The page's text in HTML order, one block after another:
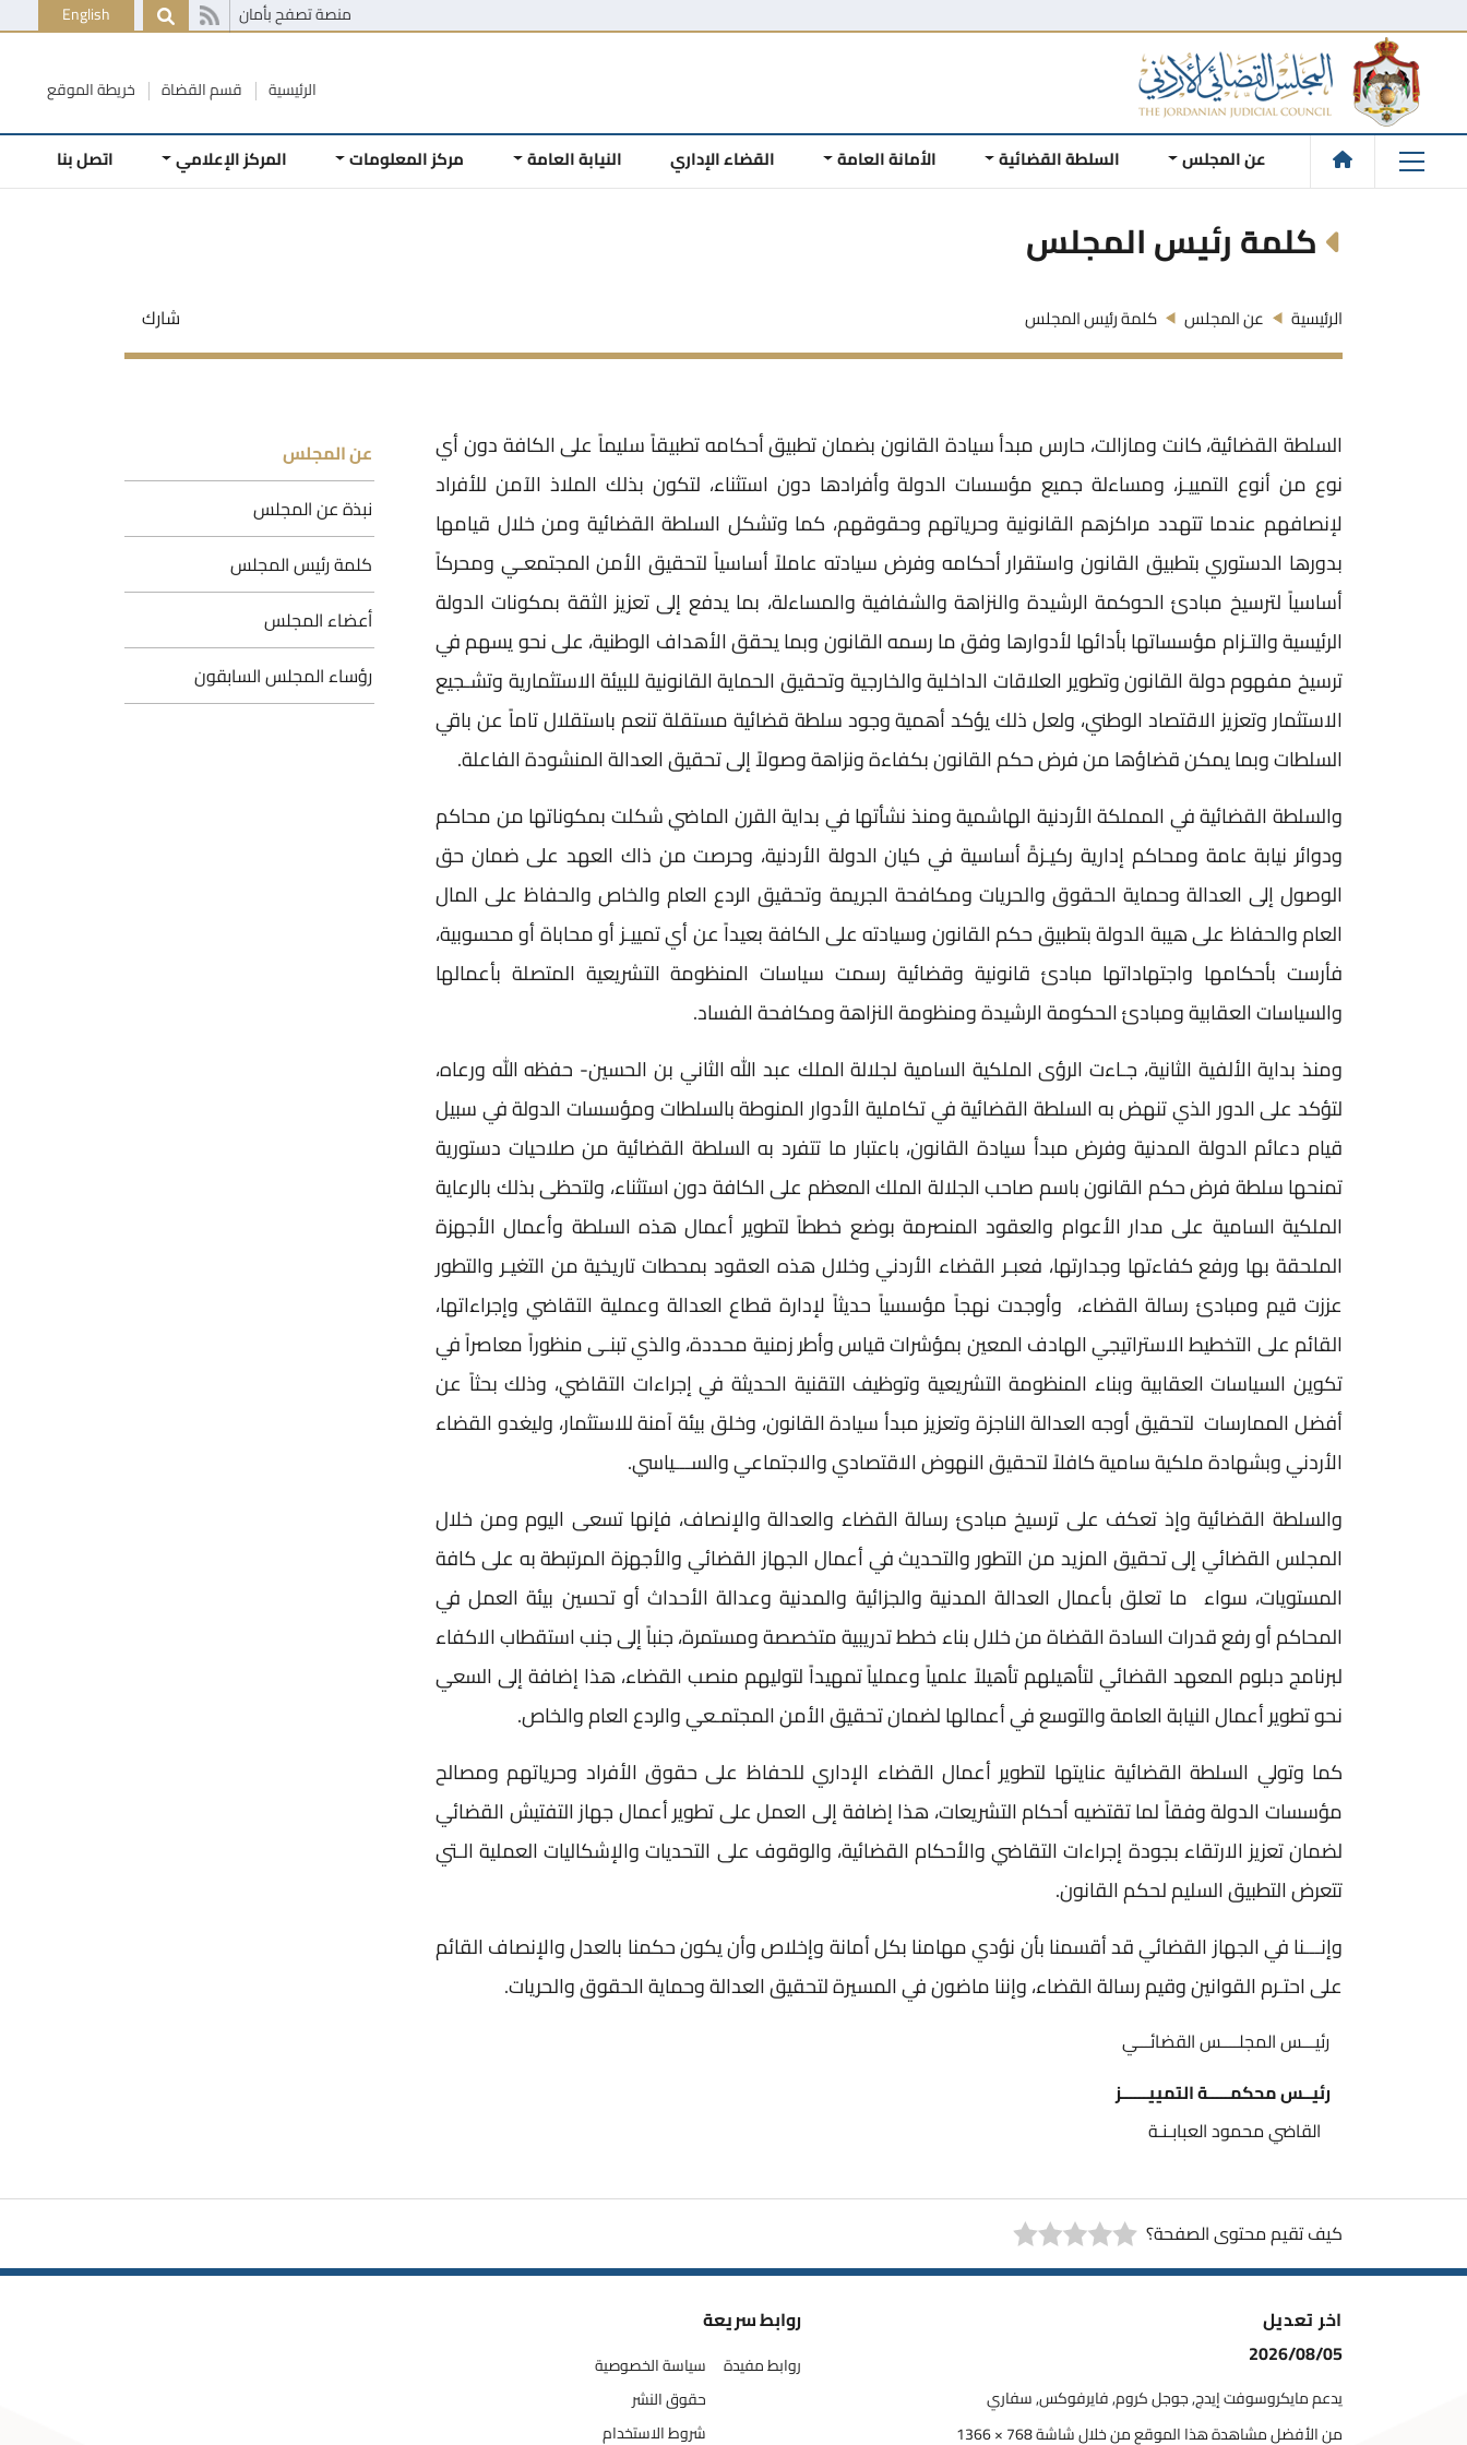
منصة تصفح بأمان English
الرئيسية قسم القضاة خريطة الموقع
عن المجلس السلطة القضائية الأمانة العامة القضاء الإداري النيابة العامة مركز المعلومات المركز الإعلامي اتصل بنا
كلمة رئيس المجلس
الرئيسية عن المجلس كلمة رئيس المجلس شارك
السلطة القضائية، كانت ومازالت، حارس مبدأ سيادة القانون بضمان تطبيق أحكامه تطبيقاً سليماً على الكافة دون أي
نوع من أنوع التمييـز، ومساءلة جميع مؤسسات الدولة وأفرادها دون استثناء، لتكون بذلك الملاذ الآمن للأفراد
لإنصافهم عندما تتهدد مراكزهم القانونية وحرياتهم وحقوقهم، كما وتشكل السلطة القضائية ومن خلال قيامها
بدورها الدستوري بتطبيق القانون واستقرار أحكامه وفرض سيادته عاملاً أساسياً لتحقيق الأمن المجتمعـي ومحركاً
أساسياً لترسيخ مبادئ الحوكمة الرشيدة والنزاهة والشفافية والمساءلة، بما يدفع إلى تعزيز الثقة بمكونات الدولة
الرئيسية والتـزام مؤسساتها بأدائها لأدوارها وفق ما رسمه القانون وبما يحقق الأهداف الوطنية، على نحو يسهم في
ترسيخ مفهوم دولة القانون وتطوير العلاقات الداخلية والخارجية وتحقيق الحماية القانونية للبيئة الاستثمارية وتشـجيع
الاستثمار وتعزيز الاقتصاد الوطني، ولعل ذلك يؤكد أهمية وجود سلطة قضائية مستقلة تنعم باستقلال تاماً عن باقي
السلطات وبما يمكن قضاؤها من فرض حكم القانون بكفاءة ونزاهة وصولاً إلى تحقيق العدالة المنشودة الفاعلة.
والسلطة القضائية في المملكة الأردنية الهاشمية ومنذ نشأتها في بداية القرن الماضي شكلت بمكوناتها من محاكم
ودوائر نيابة عامة ومحاكم إدارية ركيـزةً أساسية في كيان الدولة الأردنية، وحرصت من ذاك العهد على ضمان حق
الوصول إلى العدالة وحماية الحقوق والحريات ومكافحة الجريمة وتحقيق الردع العام والخاص والحفاظ على المال
العام والحفاظ على هيبة الدولة بتطبيق حكم القانون وسيادته على الكافة بعيداً عن أي تمييـز أو محاباة أو محسوبية،
فأرست بأحكامها واجتهاداتها مبادئ قانونية وقضائية رسمت سياسات المنظومة التشريعية المتصلة بأعمالها
والسياسات العقابية ومبادئ الحكومة الرشيدة ومنظومة النزاهة ومكافحة الفساد.
ومنذ بداية الألفية الثانية، جـاءت الرؤى الملكية السامية لجلالة الملك عبد الله الثاني بن الحسين- حفظه الله ورعاه،
لتؤكد على الدور الذي تنهض به السلطة القضائية في تكاملية الأدوار المنوطة بالسلطات ومؤسسات الدولة في سبيل
قيام دعائم الدولة المدنية وفرض مبدأ سيادة القانون، باعتبار ما تتفرد به السلطة القضائية من صلاحيات دستورية
تمنحها سلطة فرض حكم القانون باسم صاحب الجلالة الملك المعظم على الكافة دون استثناء، ولتحظى بذلك بالرعاية
الملكية السامية على مدار الأعوام والعقود المنصرمة بوضع خططاً لتطوير أعمال هذه السلطة وأعمال الأجهزة
الملحقة بها ورفع كفاءتها وجدارتها، فعبـر القضاء الأردني وخلال هذه العقود بمحطات تاريخية من التغيـر والتطور
عززت قيم ومبادئ رسالة القضاء، وأوجدت نهجاً مؤسسياً حديثاً لإدارة قطاع العدالة وعملية التقاضي وإجراءاتها،
القائم على التخطيط الاستراتيجي الهادف المعين بمؤشرات قياس وأطر زمنية محددة، والذي تبنـى منظوراً معاصراً في
تكوين السياسات العقابية وبناء المنظومة التشريعية وتوظيف التقنية الحديثة في إجراءات التقاضي، وذلك بحثاً عن
أفضل الممارسات لتحقيق أوجه العدالة الناجزة وتعزيز مبدأ سيادة القانون، وخلق بيئة آمنة للاستثمار، وليغدو القضاء
الأردني وبشهادة ملكية سامية كافلاً لتحقيق النهوض الاقتصادي والاجتماعي والســـياسي.
والسلطة القضائية وإذ تعكف على ترسيخ مبادئ رسالة القضاء والعدالة والإنصاف، فإنها تسعى اليوم ومن خلال
المجلس القضائي إلى تحقيق المزيد من التطور والتحديث في أعمال الجهاز القضائي والأجهزة المرتبطة به على كافة
المستويات، سواء ما تعلق بأعمال العدالة المدنية والجزائية والمدنية وعدالة الأحداث أو تحسين بيئة العمل في
المحاكم أو رفع قدرات السادة القضاة من خلال بناء خطط تدريبية متخصصة ومستمرة، جنباً إلى جنب استقطاب الاكفاء
لبرنامج دبلوم المعهد القضائي لتأهيلهم تأهيلاً علمياً وعملياً تمهيداً لتوليهم منصب القضاء، هذا إضافة إلى السعي
نحو تطوير أعمال النيابة العامة والتوسع في أعمالها لضمان تحقيق الأمن المجتمـعي والردع العام والخاص.
كما وتولي السلطة القضائية عنايتها لتطوير أعمال القضاء الإداري للحفاظ على حقوق الأفراد وحرياتهم ومصالح
مؤسسات الدولة وفقاً لما تقتضيه أحكام التشريعات، هذا إضافة إلى العمل على تطوير أعمال جهاز التفتيش القضائي
لضمان تعزيز الارتقاء بجودة إجراءات التقاضي والأحكام القضائية، والوقوف على التحديات والإشكاليات العملية الـتي
تتعرض التطبيق السليم لحكم القانون.
وإنـــنا في الجهاز القضائي قد أقسمنا بأن نؤدي مهامنا بكل أمانة وإخلاص وأن يكون حكمنا بالعدل والإنصاف القائم
على احتـرم القوانين وقيم رسالة القضاء، وإننا ماضون في المسيرة لتحقيق العدالة وحماية الحقوق والحريات.
رئيـــس المجلــــس القضائـــي
رئيــس محكمـــــة التمييــــــز
القاضي محمود العبابـنـة
عن المجلس
نبذة عن المجلس
كلمة رئيس المجلس
أعضاء المجلس
رؤساء المجلس السابقون
كيف تقيم محتوى الصفحة؟
اخر تعديل
2026/08/05
يدعم مايكروسوفت إيدج, جوجل كروم, فايرفوكس, سفاري
من الأفضل مشاهدة هذا الموقع من خلال شاشة 768 × 1366
روابط سريعة
روابط مفيدة
سياسة الخصوصية
حقوق النشر
شروط الاستخدام